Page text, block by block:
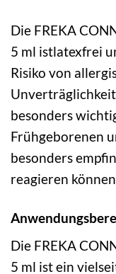
Die FREKA
5 ml istlatexfrei
Risiko von
besonders
Frühgeborenen
besonders
reagieren
Die FREKA
5 ml ist ein